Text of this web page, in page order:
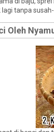
tanpa
Oleh